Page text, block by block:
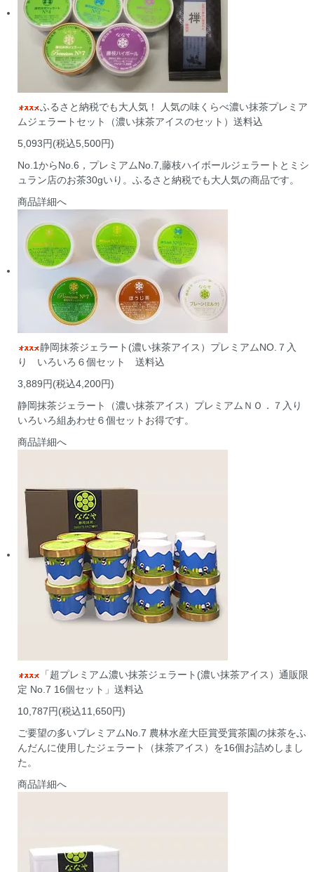
ふるさと納税でも大人気！ 人気の味くらべ濃い抹茶プレミア
ムジェラートセット（濃い抹茶アイスのセット）送料込
5,093円(税込5,500円)
No.1からNo.6，プレミアムNo.7,藤枝ハイボールジェラートとミシ
ュラン店のお茶30gいり。ふるさと納税でも大人気の商品です。
商品詳細へ
静岡抹茶ジェラート(濃い抹茶アイス）プレミアムNO.７入
り いろいろ６個セット 送料込
3,889円(税込4,200円)
静岡抹茶ジェラート（濃い抹茶アイス）プレミアムＮＯ．７入り
いろいろ組あわせ６個セットお得です。
商品詳細へ
「超プレミアム濃い抹茶ジェラート(濃い抹茶アイス）通販限
定 No.7 16個セット」送料込
10,787円(税込11,650円)
ご要望の多いプレミアムNo.7 農林水産大臣賞受賞茶園の抹茶をふ
んだんに使用したジェラート（抹茶アイス）を16個お詰めしまし
た。
商品詳細へ